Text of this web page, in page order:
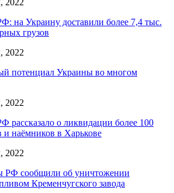
на Украину доставили более 7,4 тыс.
грузов
2022
потенциал Украины во многом
2022
рассказало о ликвидации более 100
и наёмников в Харькове
2022
сообщили об уничтожении
Кременчугского завода